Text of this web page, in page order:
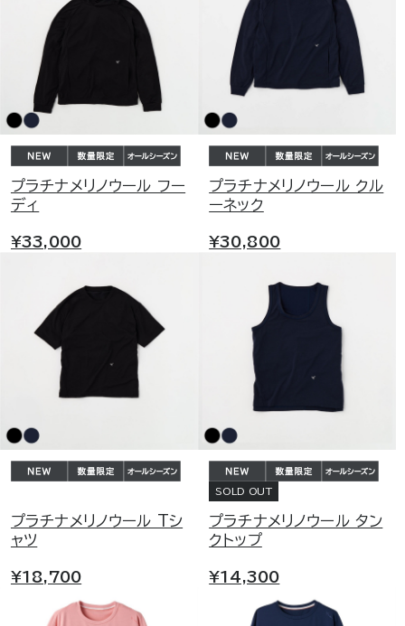
プラチナメリノウール フー
ディ
¥33,000
プラチナメリノウール クル
ーネック
¥30,800
プラチナメリノウール Tシ
ャツ
¥18,700
SOLD OUT
プラチナメリノウール タン
クトップ
¥14,300